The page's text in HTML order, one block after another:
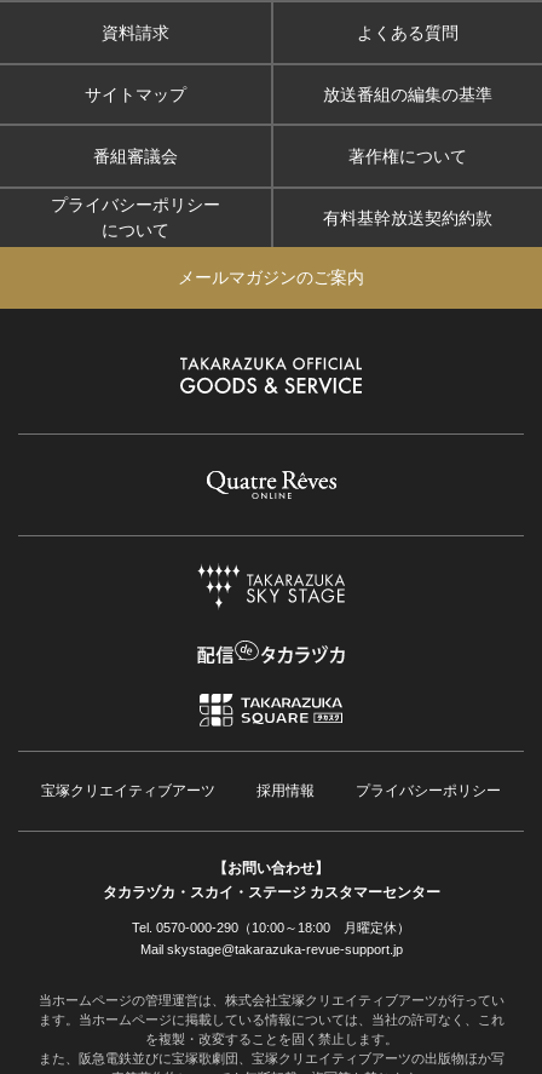
資料請求 よくある質問
サイトマップ 放送番組の編集の基準
番組審議会 著作権について
プライバシーポリシー
について
有料基幹放送契約約款
メールマガジンのご案内
宝塚クリエイティブアーツ 採用情報 プライバシーポリシー
【お問い合わせ】
タカラヅカ・スカイ・ステージ カスタマーセンター
Tel. 0570-000-290（10:00～18:00 月曜定休）
Mail skystage@takarazuka-revue-support.jp
当ホームページの管理運営は、株式会社宝塚クリエイティブアーツが行ってい
ます。当ホームページに掲載している情報については、当社の許可なく、これ
を複製・改変することを固く禁止します。
また、阪急電鉄並びに宝塚歌劇団、宝塚クリエイティブアーツの出版物ほか写